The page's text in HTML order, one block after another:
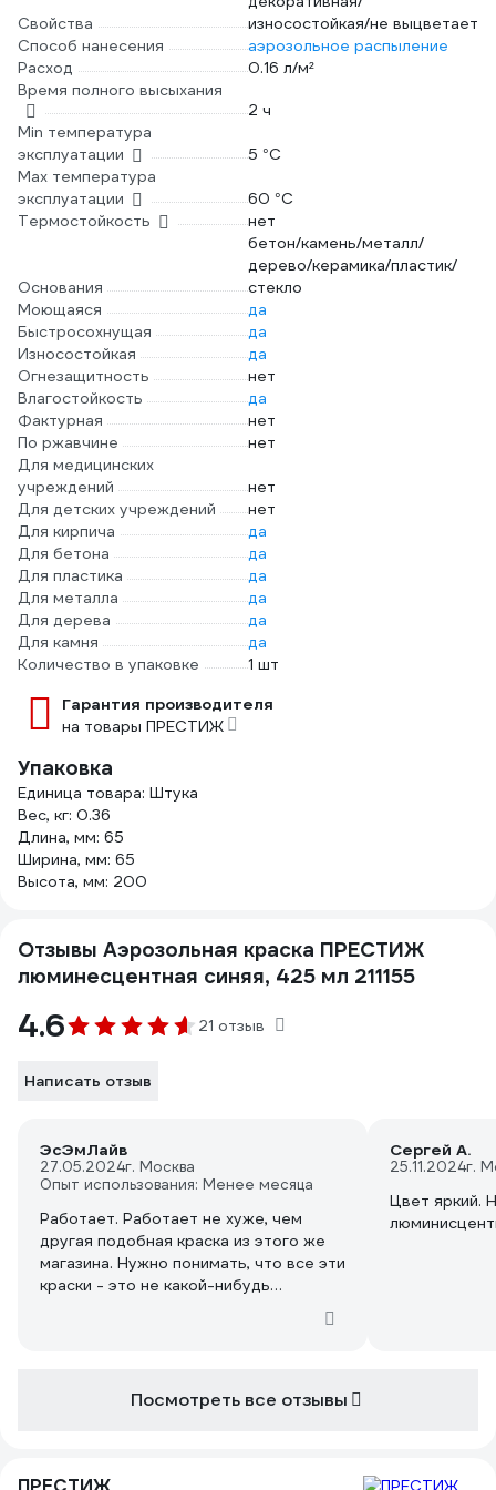
Свойства
износостойкая/не выцветает
Способ нанесения
аэрозольное распыление
Расход
0.16 л/м²
Время полного высыхания
2 ч
Min температура
эксплуатации
5 °С
Max температура
эксплуатации
60 °С
Термостойкость
нет
Основания
бетон/камень/металл/
дерево/керамика/пластик/
стекло
Моющаяся
да
Быстросохнущая
да
Износостойкая
да
Огнезащитность
нет
Влагостойкость
да
Фактурная
нет
По ржавчине
нет
Для медицинских
учреждений
нет
Для детских учреждений
нет
Для кирпича
да
Для бетона
да
Для пластика
да
Для металла
да
Для дерева
да
Для камня
да
Количество в упаковке
1 шт
Гарантия производителя
на товары ПРЕСТИЖ
Упаковка
Единица товара: Штука
Вес, кг: 0.36
Длина, мм: 65
Ширина, мм: 65
Высота, мм: 200
Отзывы Аэрозольная краска ПРЕСТИЖ
люминесцентная синяя, 425 мл 211155
4.6 21 отзыв
Написать отзыв
ЭсЭмЛайв
27.05.2024г. Москва
Опыт использования: Менее месяца
Работает. Работает не хуже, чем
другая подобная краска из этого же
магазина. Нужно понимать, что все эти
краски - это не какой-нибудь
тригалайт или радий, такого в нашем
долго, отдают недолго, светятся
исчезло (пропал свет) и стало совсем
Сергей А.
25.11.2024г.
Цвет яркий.
Посмотреть все отзывы